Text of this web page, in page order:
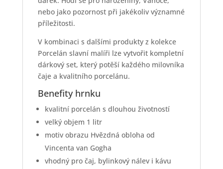
nebo jako pozornost při jakékoliv významné
příležitosti.
V kombinaci s dalšími produkty z kolekce
Porcelán slavní malíři lze vytvořit kompletní
dárkový set, který potěší každého milovníka
čaje a kvalitního porcelánu.
Benefity hrnku
kvalitní porcelán s dlouhou životností
velký objem 1 litr
motiv obrazu Hvězdná obloha od
Vincenta van Gogha
vhodný pro čaj, bylinkový nálev i kávu